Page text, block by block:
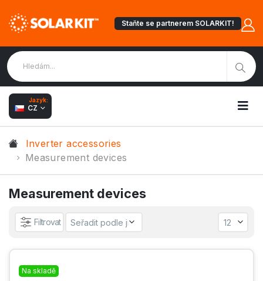
Staňte se partnerem SOLARKIT!
Jazyk:
CZ
Inverter accessories
Measurement devices
Measurement devices
Filtrovat
Na skladě